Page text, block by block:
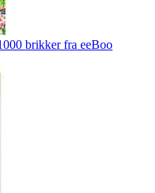
brikker fra eeBoo